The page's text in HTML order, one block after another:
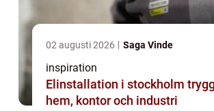
02 augusti 2026 Saga Vinde
inspiration
Elinstallation i stockholm trygg el i
hem, kontor och industri